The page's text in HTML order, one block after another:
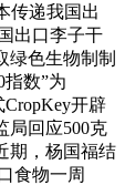
传递我国出
出口李子干
绿色生物制制
指数”为
开辟
局回应500克
期，杨国福结
食物一周